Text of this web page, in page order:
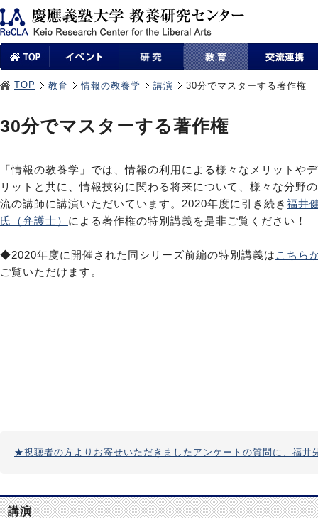
TOP 教育 情報の教養学 講演 30分でマスターする著作権
30分でマスターする著作権
「情報の教養学」では、情報の利用による様々なメリットや
リットと共に、情報技術に関わる将来について、様々な分野
流の講師に講演いただいています。2020年度に引き続き 福井
氏（弁護士） による著作権の特別講義を是非ご覧ください！
◆2020年度に開催された同シリーズ前編の特別講義は こちら
ご覧いただけます。
★視聴者の方よりお寄せいただきましたアンケートの質問に、福
講演